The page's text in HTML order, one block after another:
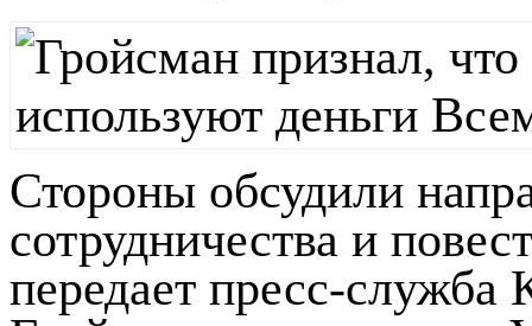
Стороны обсудили
сотрудничества и
передает пресс-служба